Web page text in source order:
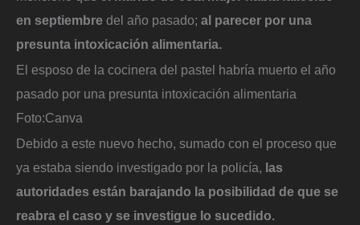
en septiembre del año pasado; al parecer por una
presunta intoxicación alimentaria.
El esposo de la cocinera del pastel habría muerto el año
pasado por una presunta intoxicación alimentaria
Foto:Canva
Debido a este nuevo hecho, sumado con el proceso que
ya estaba siendo investigado por la policía, las
autoridades están barajando la posibilidad de que se
reabra el caso y se investigue lo sucedido.